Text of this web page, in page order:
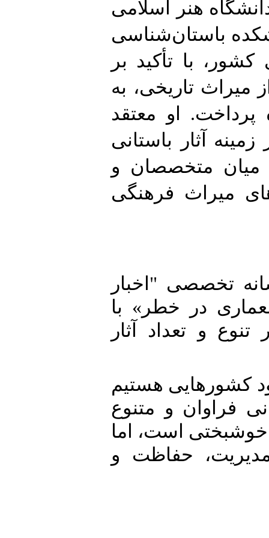
هنر اسلامی
باستان‌شناسی
با تأکید بر
تاریخی، به
او معتقد
آثار باستانی
متخصصان و
فرهنگی
"اخبار
در خطر» با
و تعداد آثار
هستیم
و متنوع
است، اما
حفاظت و